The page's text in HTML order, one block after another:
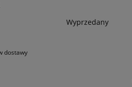
Wyprzedany
dostawy